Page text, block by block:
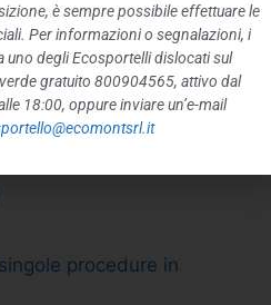
indirizzo politico
amministrativi
procedure in
è sempre possibile effettuare le
Per informazioni o segnalazioni, i
degli Ecosportelli dislocati sul
gratuito 800904565, attivo dal
18:00, oppure inviare un’e-mail